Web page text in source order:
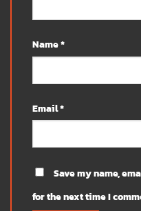
Name*
Email*
Save my name,
for the next time I